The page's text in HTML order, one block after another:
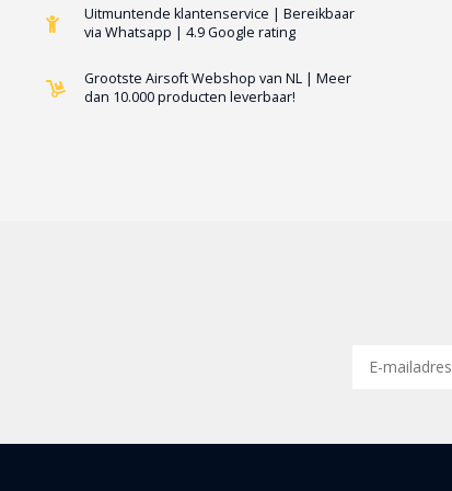
Uitmuntende klantenservice | Bereikbaar
via Whatsapp | 4.9 Google rating
Grootste Airsoft Webshop van NL | Meer
dan 10.000 producten leverbaar!